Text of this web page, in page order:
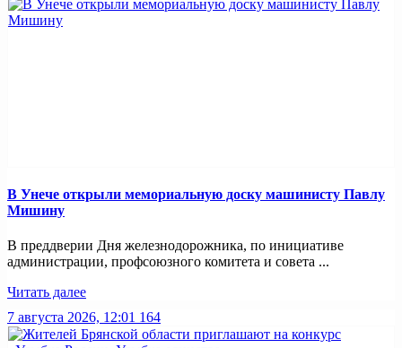
В Унече открыли мемориальную доску машинисту Павлу
Мишину
В преддверии Дня железнодорожника, по инициативе
администрации, профсоюзного комитета и совета ...
Читать далее
7 августа 2026, 12:01 164